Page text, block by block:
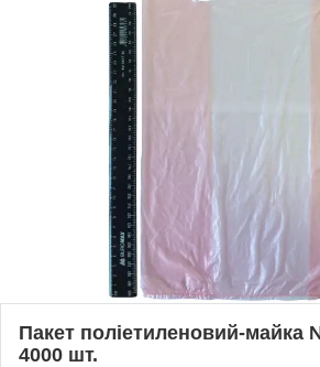
Пакет поліетиленовий-майка
4000 шт.